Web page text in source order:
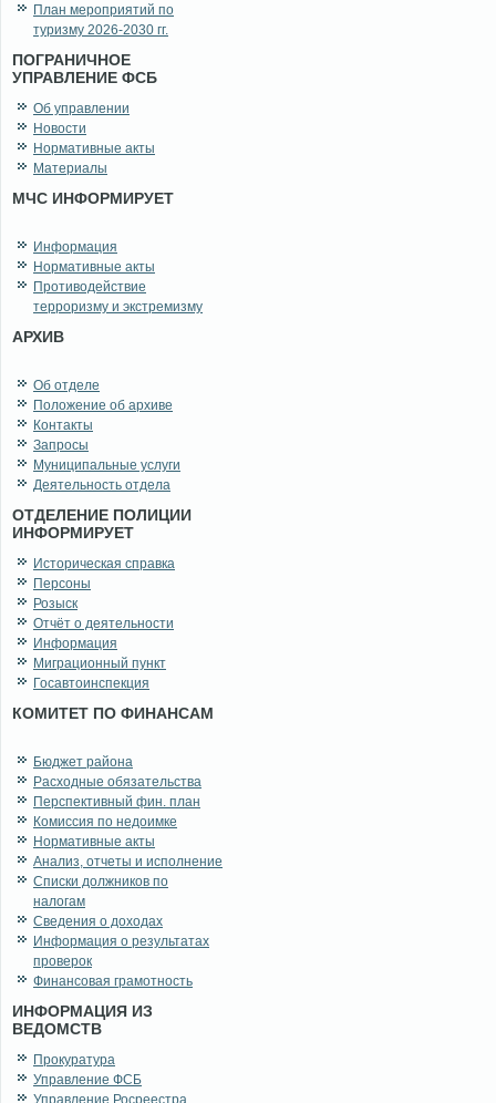
План мероприятий по
туризму 2026-2030 гг.
ПОГРАНИЧНОЕ
УПРАВЛЕНИЕ ФСБ
Об управлении
Новости
Нормативные акты
Материалы
МЧС ИНФОРМИРУЕТ
Информация
Нормативные акты
Противодействие
терроризму и экстремизму
АРХИВ
Об отделе
Положение об архиве
Контакты
Запросы
Муниципальные услуги
Деятельность отдела
ОТДЕЛЕНИЕ ПОЛИЦИИ
ИНФОРМИРУЕТ
Историческая справка
Персоны
Розыск
Отчёт о деятельности
Информация
Миграционный пункт
Госавтоинспекция
КОМИТЕТ ПО ФИНАНСАМ
Бюджет района
Расходные обязательства
Перспективный фин. план
Комиссия по недоимке
Нормативные акты
Анализ, отчеты и исполнение
Списки должников по
налогам
Сведения о доходах
Информация о результатах
проверок
Финансовая грамотность
ИНФОРМАЦИЯ ИЗ
ВЕДОМСТВ
Прокуратура
Управление ФСБ
Управление Росреестра